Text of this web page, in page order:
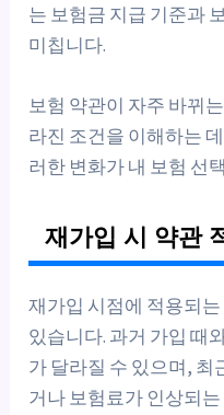
는 보험금 지급 기준과
미칩니다.
보험 약관이 자주 바뀌
라진 조건을 이해하는
러한 변화가 내 보험 선
재가입 시 약관
재가입 시점에 적용되
있습니다. 과거 가입 때
가 달라질 수 있으며, 최
거나 보험료가 인상되